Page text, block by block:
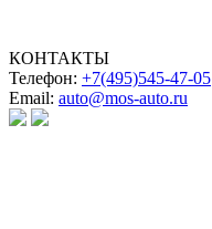
КОНТАКТЫ
Телефон: +7(495)545-47-05
Email: auto@mos-auto.ru